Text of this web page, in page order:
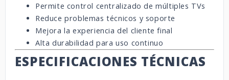
Permite control centralizado de múltiples TVs
Reduce problemas técnicos y soporte
Mejora la experiencia del cliente final
Alta durabilidad para uso continuo
ESPECIFICACIONES TÉCNICAS